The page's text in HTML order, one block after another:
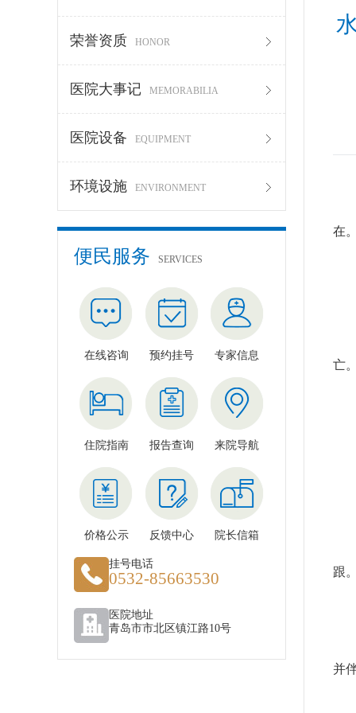
荣誉资质 HONOR
医院大事记 MEMORABILIA
医院设备 EQUIPMENT
环境设施 ENVIRONMENT
便民服务 SERVICES
在线咨询 预约挂号 专家信息
住院指南 报告查询 来院导航
价格公示 反馈中心 院长信箱
挂号电话
0532-85663530
医院地址
青岛市市北区镇江路10号
夏
在。
一
亡。
水
跟。
夏
并